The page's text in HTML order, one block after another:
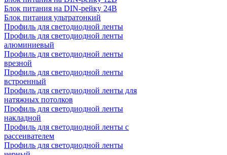
Блок питания на DIN-рейку 24В
Блок питания ультратонкий
Профиль для светодиодной ленты
Профиль для светодиодной ленты
алюминиевый
Профиль для светодиодной ленты
врезной
Профиль для светодиодной ленты
встроенный
Профиль для светодиодной ленты для
натяжных потолков
Профиль для светодиодной ленты
накладной
Профиль для светодиодной ленты с
рассеивателем
Профиль для светодиодной ленты